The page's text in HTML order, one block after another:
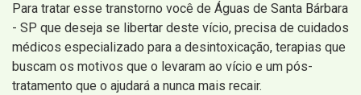
Para tratar esse transtorno você de Águas de Santa Bárbara
- SP que deseja se libertar deste vício, precisa de cuidados
médicos especializado para a desintoxicação, terapias que
buscam os motivos que o levaram ao vício e um pós-
tratamento que o ajudará a nunca mais recair.